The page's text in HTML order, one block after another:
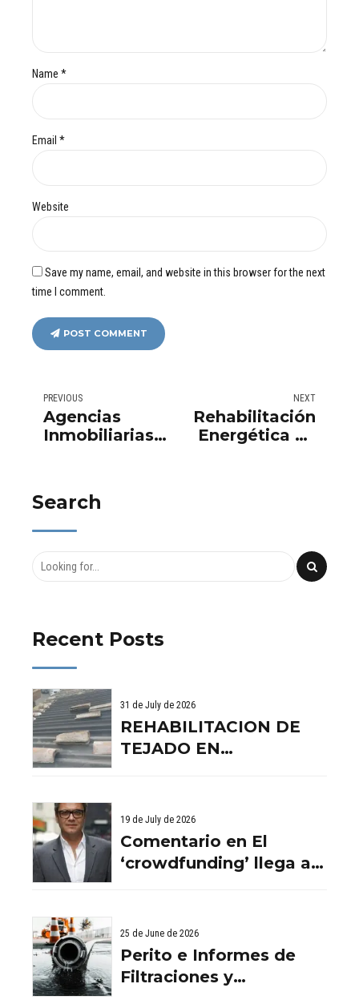
Name *
Email *
Website
Save my name, email, and website in this browser for the next
time I comment.
POST COMMENT
PREVIOUS
Agencias
Inmobiliarias
Propiedades |
Aurema Group
NEXT
Rehabilitación
Energética en
Search
Recent Posts
31 de July de 2026
REHABILITACION DE
TEJADO EN
19 de July de 2026
Comentario en El
‘crowdfunding’ llega al
llega al ladrillo por
Comentario en El
‘crowdfunding’ llega al
25 de June de 2026
Perito e Informes de
Filtraciones y